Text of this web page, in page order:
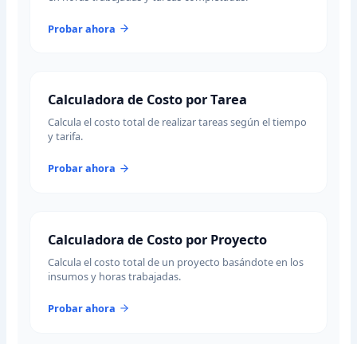
Probar ahora
Calculadora de Costo por Tarea
Calcula el costo total de realizar tareas según el tiempo
y tarifa.
Probar ahora
Calculadora de Costo por Proyecto
Calcula el costo total de un proyecto basándote en los
insumos y horas trabajadas.
Probar ahora